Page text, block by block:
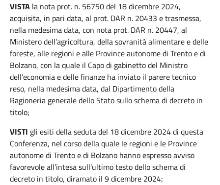
VISTA la nota prot. n. 56750 del 18 dicembre 2024,
acquisita, in pari data, al prot. DAR n. 20433 e trasmessa,
nella medesima data, con nota prot. DAR n. 20447, al
Ministero dell’agricoltura, della sovranità alimentare e delle
foreste, alle regioni e alle Province autonome di Trento e di
Bolzano, con la quale il Capo di gabinetto del Ministro
dell’economia e delle finanze ha inviato il parere tecnico
reso, nella medesima data, dal Dipartimento della
Ragioneria generale dello Stato sullo schema di decreto in
titolo;
VISTI gli esiti della seduta del 18 dicembre 2024 di questa
Conferenza, nel corso della quale le regioni e le Province
autonome di Trento e di Bolzano hanno espresso avviso
favorevole all’intesa sull’ultimo testo dello schema di
decreto in titolo, diramato il 9 dicembre 2024;